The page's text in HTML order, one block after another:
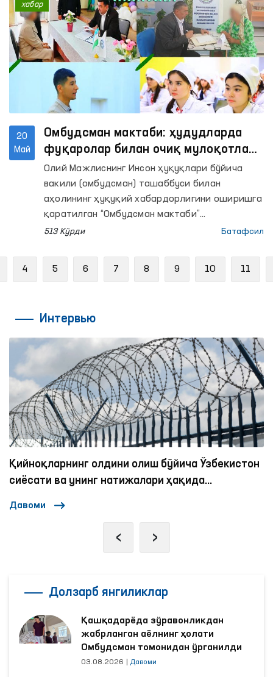
20
Май
Омбудсман мактаби: ҳудудларда
фуқаролар билан очиқ мулоқотлар
ўтказилди
Олий Мажлиснинг Инсон ҳуқуқлари бўйича
вакили (омбудсман) ташаббуси билан
аҳолининг ҳуқуқий хабардорлигини оширишга
қаратилган “Омбудсман мактаби”
платформаси доирасида ҳудудларда аҳоли
513 Кўрди Батафсил
хабар
4 5 6 7 8 9 10 11
Интервью
Инсон ҳуқуқлари — олий қадрият
‹ ›
Долзарб янгиликлар
Қашқадарёда зўравонликдан
жабрланган аёлнинг ҳолати
Омбудсман томонидан ўрганилди
03.08.2026 Давоми